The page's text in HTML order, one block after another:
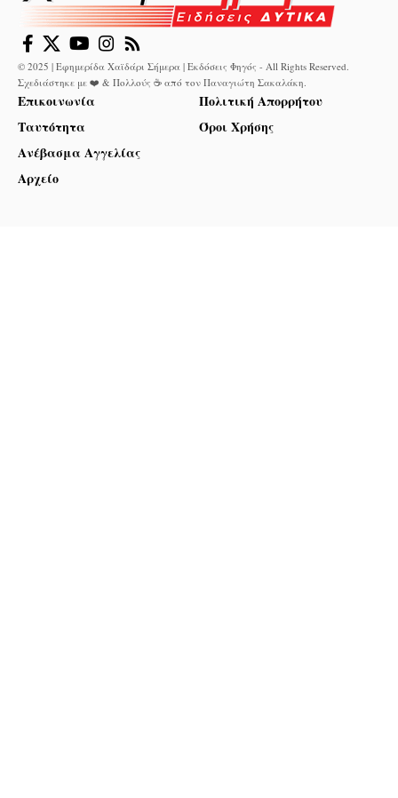
© 2025 | Εφημερίδα Χαϊδάρι Σήμερα | Εκδόσεις Φηγός - All Rights Reserved.
Σχεδιάστηκε με ❤️ & Πολλούς ☕ από τον Παναγιώτη Σακαλάκη
Επικοινωνία
Ταυτότητα
Ανέβασμα Αγγελίας
Αρχείο
Πολιτική Απορρήτου
Όροι Χρήσης